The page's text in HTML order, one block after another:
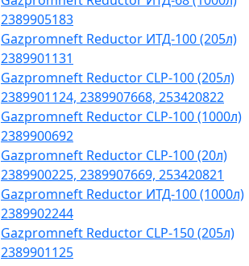
2389905183
Gazpromneft Reductor ИТД-100 (205л)
2389901131
Gazpromneft Reductor CLP-100 (205л)
2389901124, 2389907668, 253420822
Gazpromneft Reductor CLP-100 (1000л)
2389900692
Gazpromneft Reductor CLP-100 (20л)
2389900225, 2389907669, 253420821
Gazpromneft Reductor ИТД-100 (1000л)
2389902244
Gazpromneft Reductor CLP-150 (205л)
2389901125